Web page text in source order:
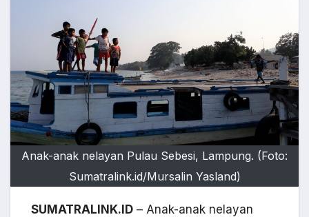
Anak-anak nelayan Pulau Sebesi, Lampung. (Foto:
Sumatralink.id/Mursalin Yasland)
SUMATRALINK.ID – Anak-anak nelayan